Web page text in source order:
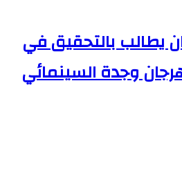
يطالب بالتحقيق في
وجدة السينمائي